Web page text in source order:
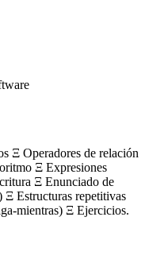
Ξ Operadores de relación
Ξ Expresiones
Ξ Enunciado de
Ξ Estructuras repetitivas
mientras) Ξ Ejercicios.